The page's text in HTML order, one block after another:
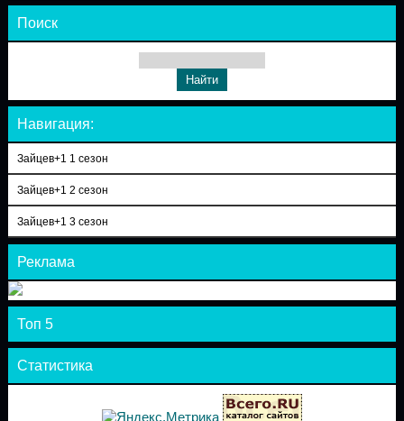
Поиск
Навигация:
Зайцев+1 1 сезон
Зайцев+1 2 сезон
Зайцев+1 3 сезон
Реклама
Топ 5
Статистика